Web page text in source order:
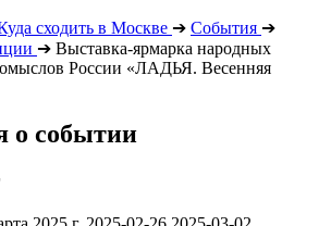
сходить в Москве ➔ События ➔
➔ Выставка-ярмарка народных
России «ЛАДЬЯ. Весенняя
о событии